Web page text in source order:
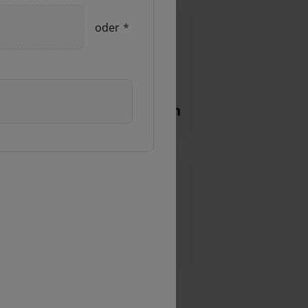
und Lackschaden
oder *